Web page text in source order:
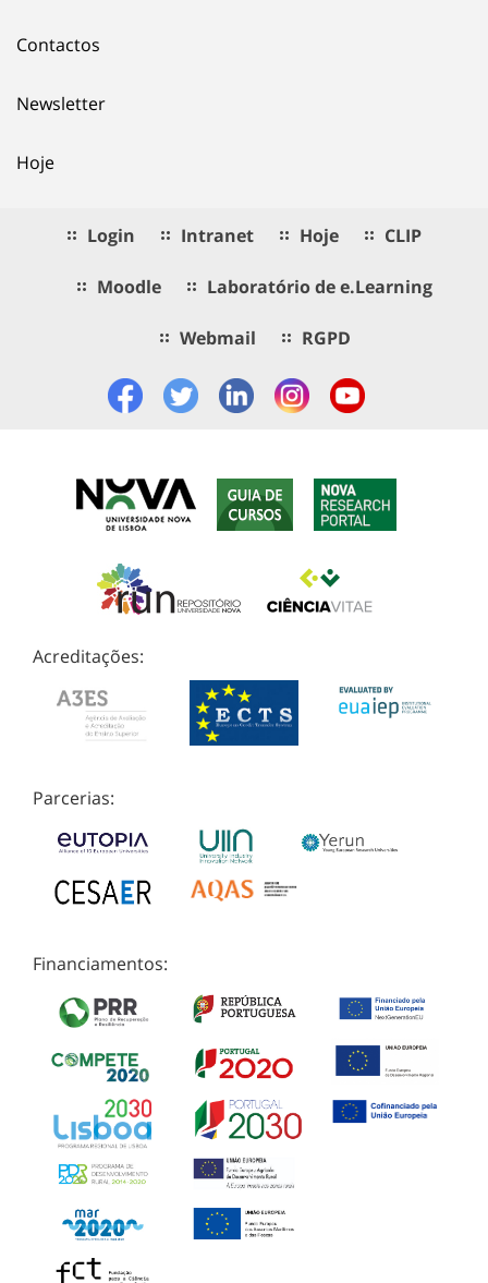
Contactos
Newsletter
Hoje
Login Intranet Hoje CLIP
Moodle Laboratório de e.Learning
Webmail RGPD
Acreditações:
Parcerias:
Financiamentos: